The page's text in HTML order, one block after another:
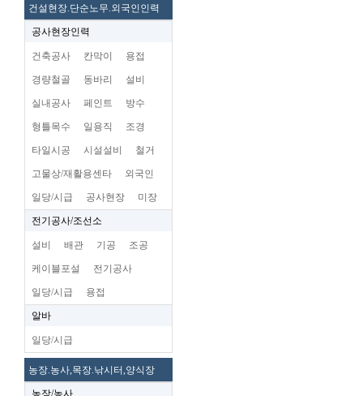
건설현장.단순노무.외국인인력
공사현장인력
건축공사 칸막이 용접
경량철골 동바리 설비
실내공사 페인트 방수
형틀목수 일용직 조경
타일시공 시설설비 철거
고물상/재활용센타 외국인
일당/시급 공사현장 미장
전기공사/조선소
설비 배관 기공 조공
케이블포설 전기공사
일당/시급 용접
알바
일당/시급
농장.농사,목장.낚시터,양식장
농장/농사